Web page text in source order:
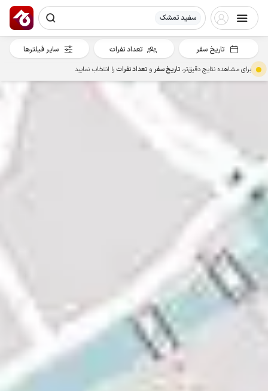
سفید تمشک
تاریخ سفر تعداد نفرات سایر فیلترها
برای مشاهده نتایج دقیق‌تر، تاریخ سفرو تعداد نفراترا انتخاب نمایید